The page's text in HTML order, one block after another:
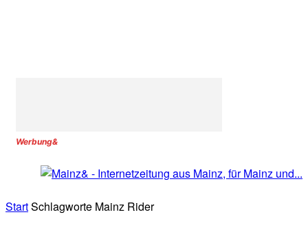
Werbung&
StartSchlagworte Mainz Rider